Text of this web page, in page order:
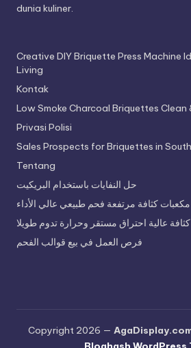
dunia kuliner.
Creative DIY Briquette Press Machine
Living
Kontak
Low Smoke Charcoal Briquettes Clean
Privasi Polisi
Sales Prospects for Briquettes in
Tentang
حل النفايات باستخدام البريكيت
كثافة مرتفعة فحم طبيعي عالي الأداء
عالية احتراق مستقر وحرارة تدوم طويلا
فرص العمل في بيع قوالب الفحم
Copyright 2026 —